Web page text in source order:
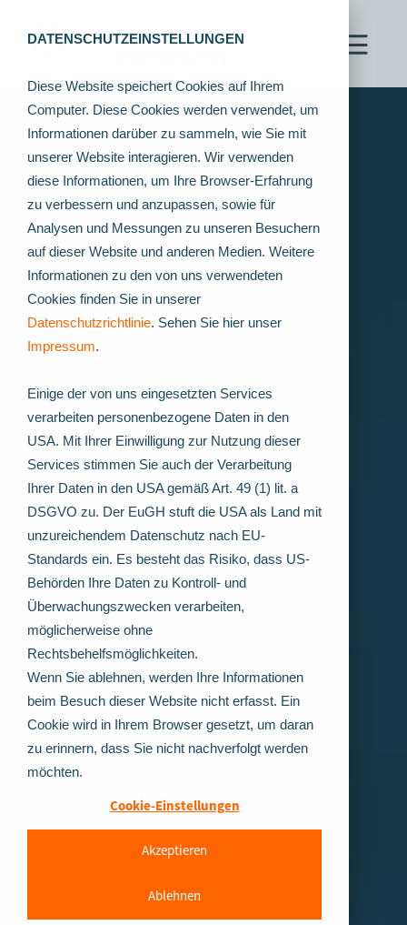
DATENSCHUTZEINSTELLUNGEN
Diese Website speichert Cookies auf Ihrem
Computer. Diese Cookies werden verwendet, um
Informationen darüber zu sammeln, wie Sie mit
unserer Website interagieren. Wir verwenden
diese Informationen, um Ihre Browser-Erfahrung
zu verbessern und anzupassen, sowie für
Analysen und Messungen zu unseren Besuchern
auf dieser Website und anderen Medien. Weitere
Informationen zu den von uns verwendeten
Cookies finden Sie in unserer
Datenschutzrichtlinie. Sehen Sie hier unser
Impressum.
Einige der von uns eingesetzten Services
verarbeiten personenbezogene Daten in den
USA. Mit Ihrer Einwilligung zur Nutzung dieser
Services stimmen Sie auch der Verarbeitung
Ihrer Daten in den USA gemäß Art. 49 (1) lit. a
DSGVO zu. Der EuGH stuft die USA als Land mit
unzureichendem Datenschutz nach EU-
Standards ein. Es besteht das Risiko, dass US-
Behörden Ihre Daten zu Kontroll- und
Überwachungszwecken verarbeiten,
möglicherweise ohne
Rechtsbehelfsmöglichkeiten.
Wenn Sie ablehnen, werden Ihre Informationen
beim Besuch dieser Website nicht erfasst. Ein
Cookie wird in Ihrem Browser gesetzt, um daran
zu erinnern, dass Sie nicht nachverfolgt werden
möchten.
Cookie-Einstellungen
Akzeptieren
Ablehnen